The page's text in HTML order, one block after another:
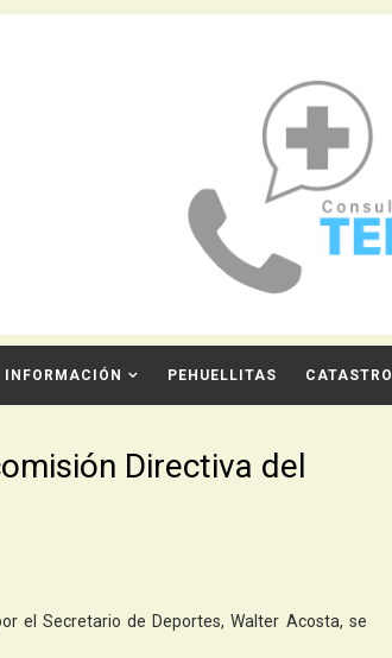
INFORMACIÓN PEHUELLITAS CATASTRO
Directiva del
el Secretario de Deportes, Walter Acosta, se